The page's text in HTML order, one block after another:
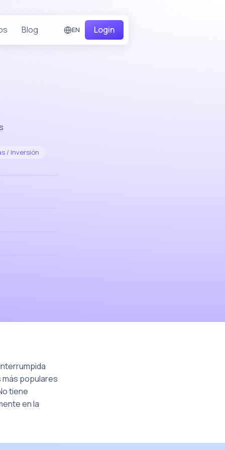
Blog EN Login
/ Inversión
más populares
tiene
en la